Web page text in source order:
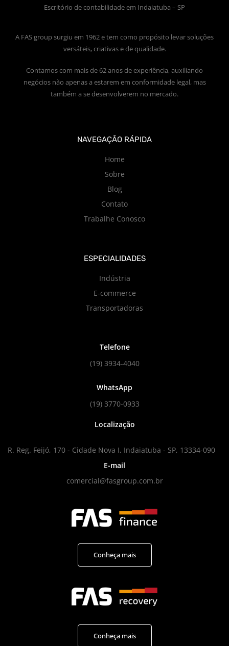
Escritório de contabilidade em Indaiatuba – SP
A FAS group surgiu em 1962 e tem como propósito levar soluções
versáteis, criativas e de qualidade.
Contamos com mais de 62 anos de experiência, auxiliando
negócios não apenas a estarem em conformidade legal, mas
também a se desenvolverem no mercado.
NAVEGAÇÃO RÁPIDA
Home
Sobre
Blog
Contato
Trabalhe Conosco
ESPECIALIDADES
Indústria
E-commerce
Transportadoras
Telefone
(19) 3934-4040
WhatsApp
(19) 3770-0933
Localização
R. Reg. Feijó, 170 - Cidade Nova I, Indaiatuba - SP, 13334-090
E-mail
comercial@fasgroup.com.br
Conheça mais
Conheça mais